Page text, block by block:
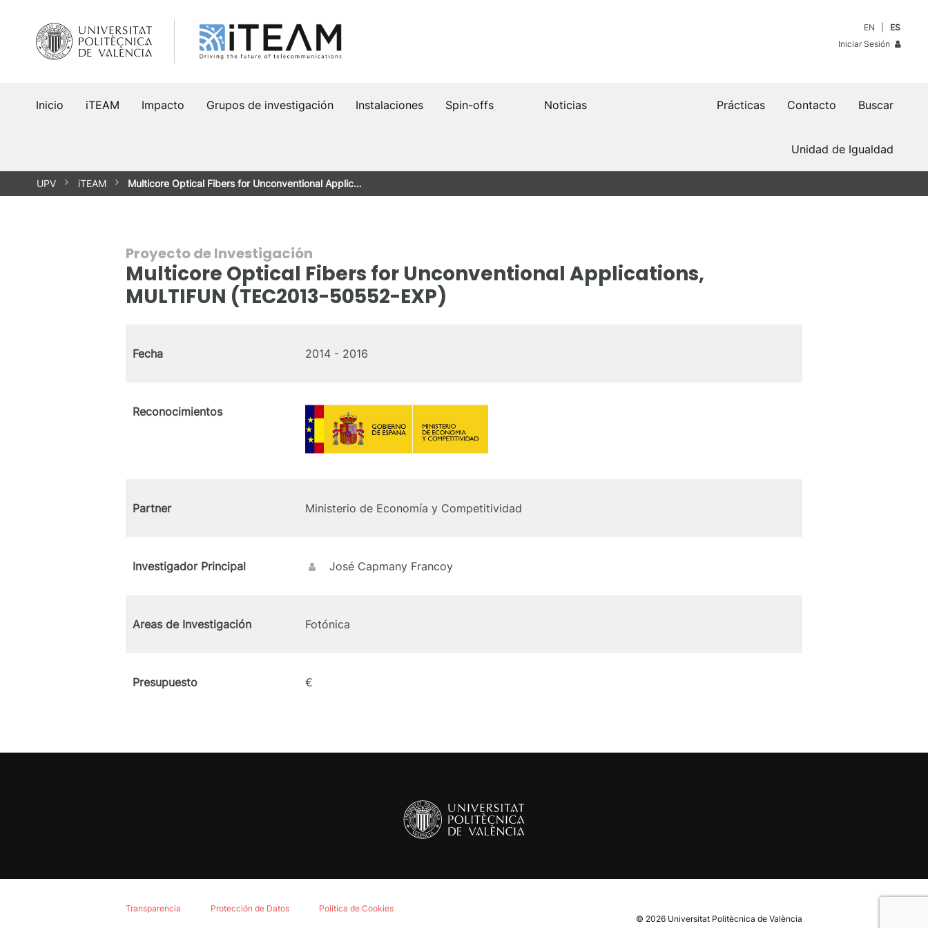
contenido
EN
ES
Iniciar Sesión
Inicio iTEAM Impacto Grupos de investigación Instalaciones Spin-offs Buscar
Contacto
Prácticas
Noticias
Unidad de Igualdad
UPV iTEAM Multicore Optical Fibers for Unconventional Applic…
Proyecto de Investigación
Multicore Optical Fibers for Unconventional Applications,
MULTIFUN (TEC2013-50552-EXP)
Fecha 2014 - 2016
Reconocimientos
Partner Ministerio de Economía y Competitividad
Investigador Principal José Capmany Francoy
Areas de Investigación Fotónica
Presupuesto €
Transparencia Protección de Datos
Política de Cookies
© 2026 Universitat Politècnica de València